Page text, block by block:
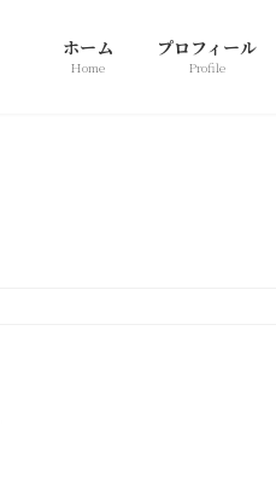
ホーム
Home
プロフィール
Profile